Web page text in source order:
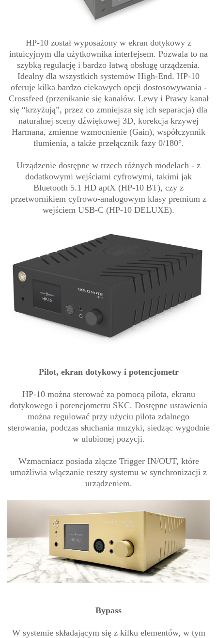
HP-10 został wyposażony w ekran dotykowy z
intuicyjnym dla użytkownika interfejsem. Pozwala to na
szybką regulację i bardzo łatwą obsługę urządzenia.
Idealny dla wszystkich systemów High-End. HP-10
oferuje kilka bardzo ciekawych opcji dostosowywania -
Crossfeed (przenikanie się kanałów. Lewy i Prawy kanał
się “krzyżują”, przez co zmniejsza się ich separacja) dla
naturalnej sceny dźwiękowej 3D, korekcja krzywej
Harmana, zmienne wzmocnienie (Gain), współczynnik
tłumienia, a także przełącznik fazy 0/180°.
Urządzenie dostępne w trzech różnych modelach - z
dodatkowymi wejściami cyfrowymi, takimi jak
Bluetooth 5.1 HD aptX (HP-10 BT), czy z
przetwornikiem cyfrowo-analogowym klasy premium z
wejściem USB-C (HP-10 DELUXE).
Pilot, ekran dotykowy i potencjometr
HP-10 można sterować za pomocą pilota, ekranu
dotykowego i potencjometru SKC. Dostępne ustawienia
można regulować przy użyciu pilota zdalnego
sterowania, podczas słuchania muzyki, siedząc wygodnie
w ulubionej pozycji.
Wzmacniacz posiada złącze Trigger IN/OUT, które
umożliwia włączanie reszty systemu w synchronizacji z
urządzeniem.
Bypass
W systemie składającym się z kilku elementów, w tym